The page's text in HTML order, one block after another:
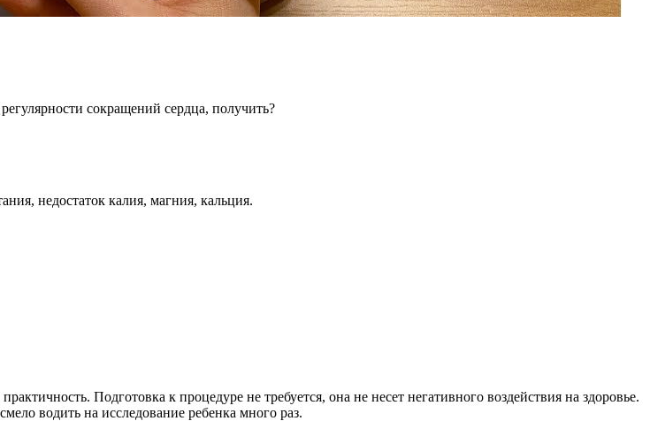
сокращений сердца, получить?
недостаток калия, магния, кальция.
Подготовка к процедуре не требуется, она не несет негативного воздействия на здоровье.
водить на исследование ребенка много раз.